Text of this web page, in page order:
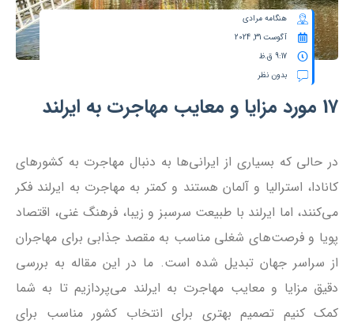
هنگامه مرادی
آگوست 31, 2024
9:17 ق.ظ
بدون نظر
17 مورد مزایا و معایب مهاجرت به ایرلند
در حالی که بسیاری از ایرانی‌ها به دنبال مهاجرت به کشورهای
کانادا، استرالیا و آلمان هستند و کمتر به مهاجرت به ایرلند فکر
می‌کنند، اما ایرلند با طبیعت سرسبز و زیبا، فرهنگ غنی، اقتصاد
پویا و فرصت‌های شغلی مناسب به مقصد جذابی برای مهاجران
از سراسر جهان تبدیل شده است. ما در این مقاله به بررسی
دقیق مزایا و معایب مهاجرت به ایرلند می‌پردازیم تا به شما
کمک کنیم تصمیم بهتری برای انتخاب کشور مناسب برای